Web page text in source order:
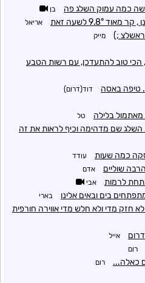
כמה עמוק השלג פה בן
9.8° לשעה זאת אריאל
;) מייק
הכי טוב להתעדכן, עם רשות הטבע
. טיפה באסה דוד(דרום)
בלילה טל
השלג שם מדהימה וכיף לראות את זה
כמה שעות עודד
שוליים אדם
לרמות אבי
בים ובאים אלינו בארי
חזק מדי ולא חלש מדי אווירה חורפית
אייל
רום
כאלה... רום